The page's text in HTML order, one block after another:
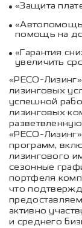
«Защита
помощь на
«Гарантия
увеличить
«РЕСО-
лизинговых
успешной
лизинговых
«РЕСО-
программ,
лизингового
сезонные
портфеля
что
активно
и среднего